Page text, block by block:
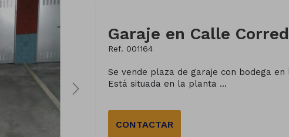
Garaje en Calle
Ref. 001164
Se vende plaza de garaje con bodega
Está situada en la planta ...
CONTACTAR